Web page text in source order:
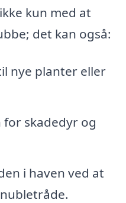
kun med at
det kan også:
nye planter eller
for skadedyr og
i haven ved at